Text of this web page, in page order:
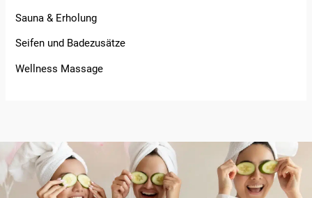
Sauna & Erholung
Seifen und Badezusätze
Wellness Massage